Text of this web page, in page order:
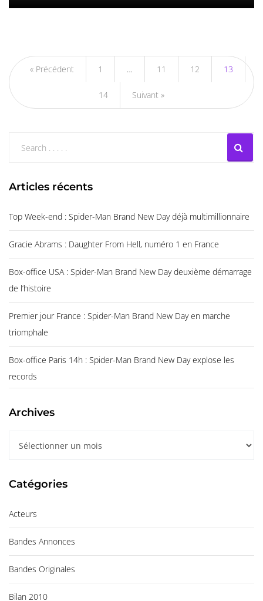
« Précédent 1 … 11 12 13
14 Suivant »
Articles récents
Top Week-end : Spider-Man Brand New Day déjà multimillionnaire
Gracie Abrams : Daughter From Hell, numéro 1 en France
Box-office USA : Spider-Man Brand New Day deuxième démarrage
de l’histoire
Premier jour France : Spider-Man Brand New Day en marche
triomphale
Box-office Paris 14h : Spider-Man Brand New Day explose les
records
Archives
h
v
e
s
Catégories
Acteurs
Bandes Annonces
Bandes Originales
Bilan 2010